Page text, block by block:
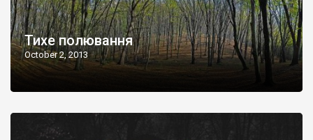
Тихе полювання
October 2, 2013